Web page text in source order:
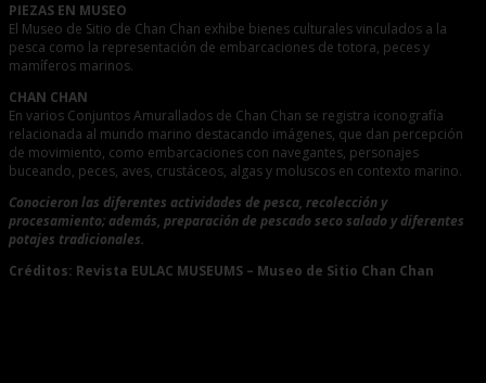
PIEZAS EN MUSEO
El Museo de Sitio de Chan Chan exhibe bienes culturales vinculados a la
pesca como la representación de embarcaciones de totora, peces y
mamíferos marinos.
CHAN CHAN
En varios Conjuntos Amurallados de Chan Chan se registra iconografía
relacionada al mundo marino destacando imágenes, que dan percepción
de movimiento, como embarcaciones con navegantes, personajes
buceando, peces, aves, crustáceos, algas y moluscos en contexto marino.
Conocieron las diferentes actividades de pesca, recolección y
procesamiento; además, preparación de pescado seco salado y diferentes
potajes tradicionales.
Créditos: Revista EULAC MUSEUMS – Museo de Sitio Chan Chan